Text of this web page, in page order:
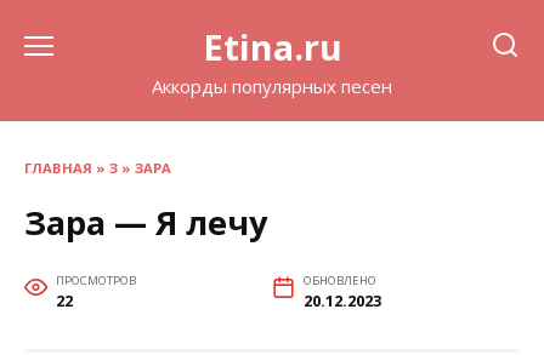
Etina.ru
Аккорды популярных песен
ГЛАВНАЯ » З » ЗАРА
Зара — Я лечу
ПРОСМОТРОВ
22
ОБНОВЛЕНО
20.12.2023